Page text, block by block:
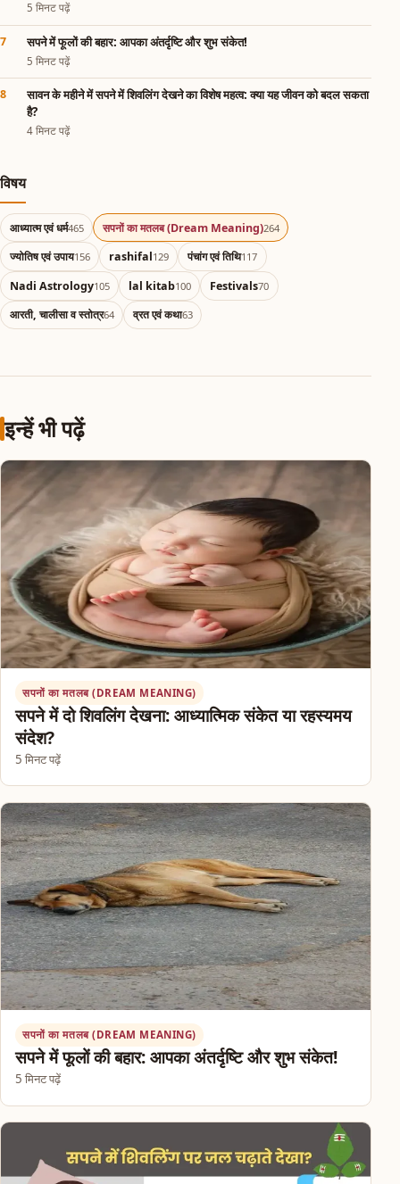
5 मिनट पढ़ें
सपने में फूलों की बहार: आपका अंतर्दृष्टि और शुभ संकेत!
5 मिनट पढ़ें
सावन के महीने में सपने में शिवलिंग देखने का विशेष महत्व: क्या यह जीवन को बदल सकता
है?
4 मिनट पढ़ें
विषय
आध्यात्म एवं धर्म465 सपनों का मतलब (Dream Meaning)264
ज्योतिष एवं उपाय156 rashifal129 पंचांग एवं तिथि117
Nadi Astrology105 lal kitab100 Festivals70
आरती, चालीसा व स्तोत्र64 व्रत एवं कथा63
इन्हें भी पढ़ें
सपनों का मतलब (DREAM MEANING)
सपने में दो शिवलिंग देखना: आध्यात्मिक संकेत या रहस्यमय
संदेश?
5 मिनट पढ़ें
सपनों का मतलब (DREAM MEANING)
सपने में फूलों की बहार: आपका अंतर्दृष्टि और शुभ संकेत!
5 मिनट पढ़ें